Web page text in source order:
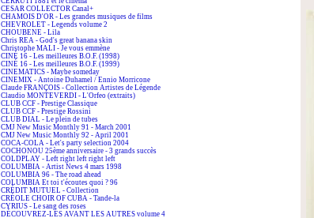
CESAR COLLECTOR Canal+
CHAMOIS D'OR - Les grandes musiques de films
CHEVROLET - Legends volume 2
CHOUBENE - Lila
Chris REA - God's great banana skin
Christophe MALI - Je vous emmène
CINÉ 16 - Les meilleures B.O.F. (1998)
CINÉ 16 - Les meilleures B.O.F. (1999)
CINEMATICS - Maybe someday
CINEMIX - Antoine Duhamel / Ennio Morricone
Claude FRANÇOIS - Collection Artistes de Légende
Claudio MONTEVERDI - L'Orfeo (extraits)
CLUB CCF - Prestige Classique
CLUB CCF - Prestige Rossini
CLUB DIAL - Le plein de tubes
CMJ New Music Monthly 91 - March 2001
CMJ New Music Monthly 92 - April 2001
COCA-COLA - Let's party selection 2004
COCHONOU 25ème anniversaire - 3 grands succès
COLDPLAY - Left right left right left
COLUMBIA - Artist News 4 mars 1998
COLUMBIA 96 - The road ahead
COLUMBIA Et toi t'écoutes quoi ? 96
CRÉDIT MUTUEL - Collection
CRÉOLE CHOIR OF CUBA - Tande-la
CYRIUS - Le sang des roses
DÉCOUVREZ-LES AVANT LES AUTRES volume 4